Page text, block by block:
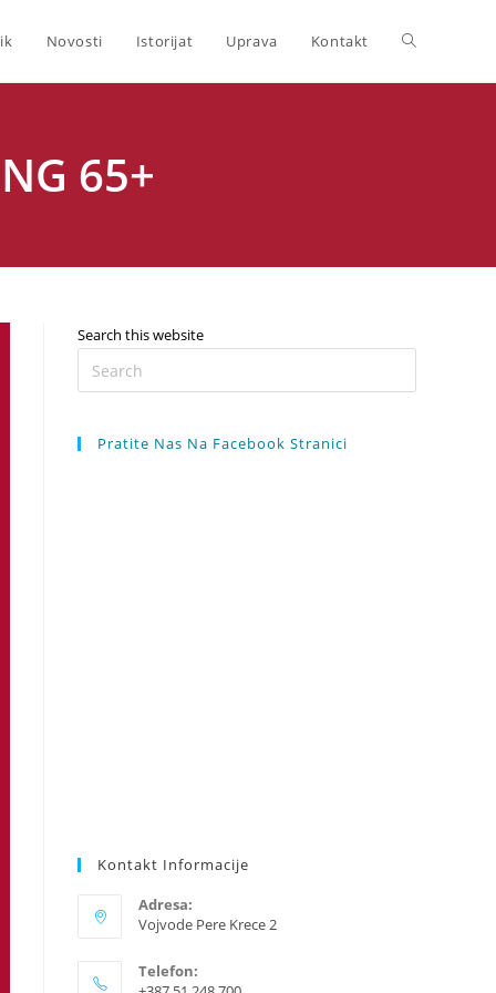
Novosti Istorijat Uprava Kontakt Toggle
65+⁣
Search this website
Escape
Pratite Nas Na Facebook Stranici
Kontakt Informacije
Adresa:
Vojvode Pere Krece 2
Telefon: